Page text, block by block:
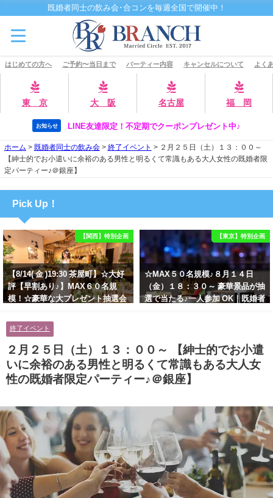
既婚者同士の飲み会･合コンを毎週全国で開催中！
はじめての方へ ご予約〜当日まで パーティー内容 キャンセルについて よく
東 京 大 阪 名古屋 福 岡
お知らせ LINE友達限定！不定期でクーポンプレゼント中♪
ホーム > 既婚者同士の飲み会> 終了イベント > ２月２５日（土）１３：００～
【紳士的でお小遣いに余裕のある男性と明るくて常識もある大人女性の既婚者限
定パーティー♪＠銀座】
Pick Up！
【関西】特別企画
【8/14( 金 )19:30 茶屋町】☆大好
評【早割あり♪】MAX６０名規
模！☆豪華な大プレゼント抽選会
男性とオシャレ好きで落ち着いた
大人女性の既婚者限定ビッグパー
ティー♪＠茶屋町】
【東京】特別企画
☆MAX５０名規模♪８月１４日
（金）１８：３０～ 豪華景品が抽
選で当たる♪一人参加 OK｜既婚者
女性の既婚者限定ビッグパーティ
ー♪＠池袋】
終了イベント
２月２５日（土）１３：００～ 【紳士的でお小遣
いに余裕のある男性と明るくて常識もある大人女
性の既婚者限定パーティー♪＠銀座】